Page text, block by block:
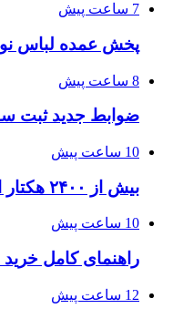
7 ساعت پیش
پخش عمده لباس
8 ساعت پیش
ضوابط جدید ثبت
10 ساعت پیش
بیش از ۲۴۰۰ هکتار از تصرفات رودخانه‌ای آزاد شد
10 ساعت پیش
راهنمای کامل خرید
12 ساعت پیش